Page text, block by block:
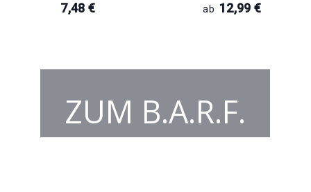
7,48 €
ab 12,99 €
ZUM B.A.R.F.